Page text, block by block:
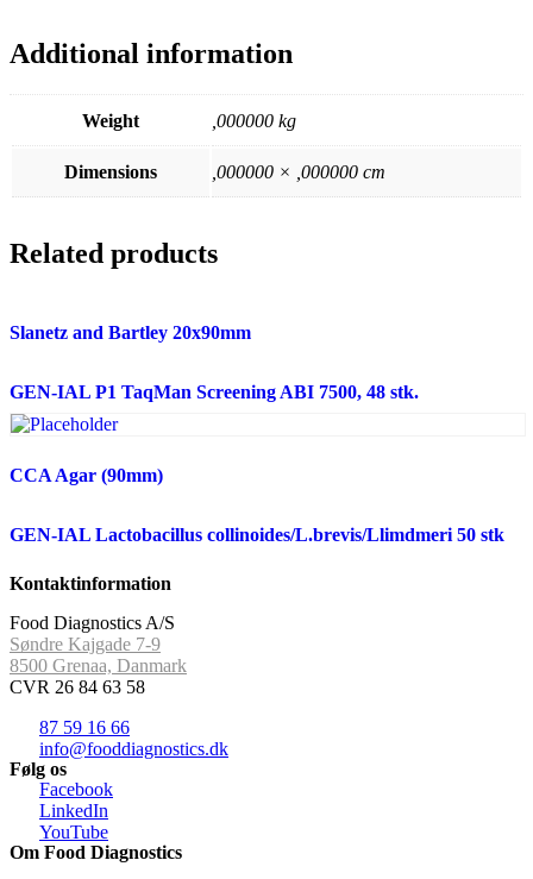
Additional information
Weight ,000000 kg
Dimensions ,000000 × ,000000 cm
Related products
Slanetz and Bartley 20x90mm
GEN-IAL P1 TaqMan Screening ABI 7500, 48 stk.
CCA Agar (90mm)
GEN-IAL Lactobacillus collinoides/L.brevis/Llimdmeri 50 stk
Kontaktinformation
Food Diagnostics A/S
Søndre Kajgade 7-9
8500 Grenaa, Danmark
CVR 26 84 63 58
87 59 16 66
info@fooddiagnostics.dk
Følg os
Facebook
LinkedIn
YouTube
Om Food Diagnostics